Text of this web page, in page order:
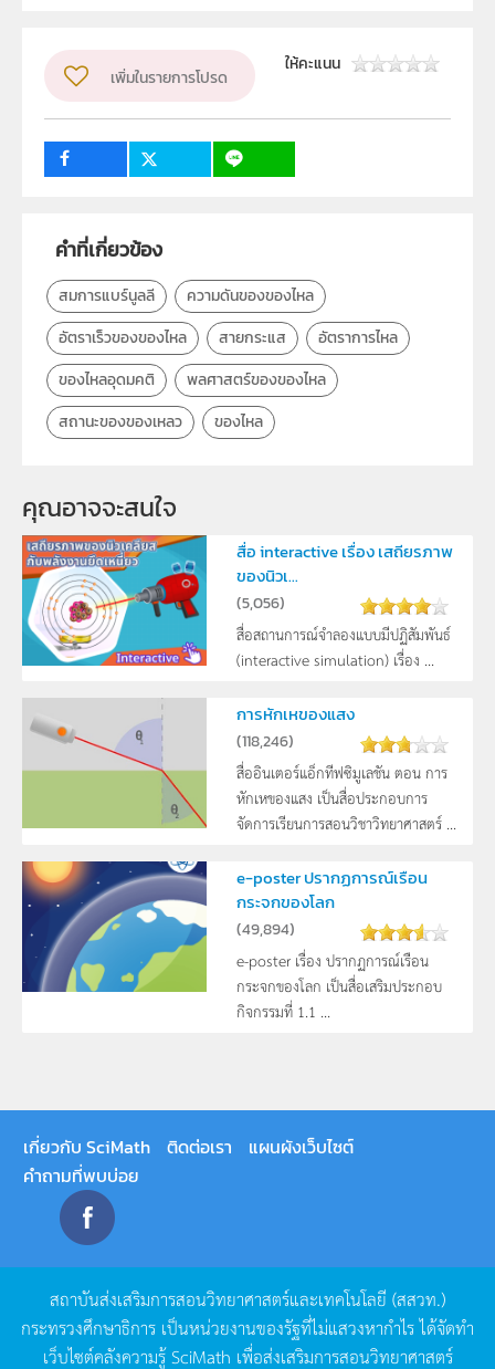
สถาบันส่งเสริมการสอนวิทยาศาสตร์และเทคโนโลยี (สสวท.)
สาขาฟิสิกส์และวิทยาศาสตร์โลก
ระดับชั้น
ครู, นักเรียน, บุคคลทั่วไป
เพิ่มในรายการโปรด
ให้คะแนน
คำที่เกี่ยวข้อง
สมการแบร์นูลลี
ความดันของของไหล
อัตราเร็วของของไหล
สายกระแส
อัตราการไหล
ของไหลอุดมคติ
พลศาสตร์ของของไหล
สถานะของของเหลว
ของไหล
คุณอาจจะสนใจ
สื่อ interactive เรื่อง เสถียรภาพ
ของนิวเ...
(5,056)
สื่อสถานการณ์จำลองแบบมีปฏิสัมพันธ์
(interactive simulation) เรื่อง ...
การหักเหของแสง
(118,246)
สื่ออินเตอร์แอ็กทีฟซิมูเลชัน ตอน การ
หักเหของแสง เป็นสื่อประกอบการ
จัดการเรียนการสอนวิชาวิทยาศาสตร์ ...
e-poster ปรากฏการณ์เรือน
กระจกของโลก
(49,894)
e-poster เรื่อง ปรากฏการณ์เรือน
กระจกของโลก เป็นสื่อเสริมประกอบ
กิจกรรมที่ 1.1 ...
เกี่ยวกับ SciMath ติดต่อเรา
แผนผังเว็บไซต์
คำถามที่พบบ่อย
สถาบันส่งเสริมการสอนวิทยาศาสตร์และเทคโนโลยี (สสวท.)
กระทรวงศึกษาธิการ เป็นหน่วยงานของรัฐที่ไม่แสวงหากำไรได้จัดทำ
เว็บไซต์คลังความรู้SciMath เพื่อส่งเสริมการสอนวิทยาศาสตร์